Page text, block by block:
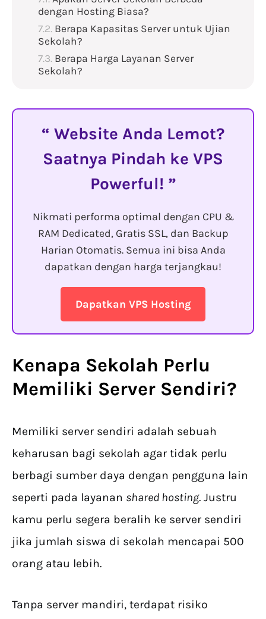
dengan Hosting Biasa?
Berapa Kapasitas Server untuk Ujian
Sekolah?
Berapa Harga Layanan Server
Sekolah?
Website Anda Lemot?
Saatnya Pindah ke VPS
Powerful!
Nikmati performa optimal dengan CPU &
RAM Dedicated, Gratis SSL, dan Backup
Harian Otomatis. Semua ini bisa Anda
dapatkan dengan harga terjangkau!
Dapatkan VPS Hosting
Kenapa Sekolah Perlu
Memiliki Server Sendiri?
Memiliki server sendiri adalah sebuah
keharusan bagi sekolah agar tidak perlu
berbagi sumber daya dengan pengguna lain
seperti pada layanan shared hosting. Justru
kamu perlu segera beralih ke server sendiri
jika jumlah siswa di sekolah mencapai 500
orang atau lebih.
Tanpa server mandiri, terdapat risiko